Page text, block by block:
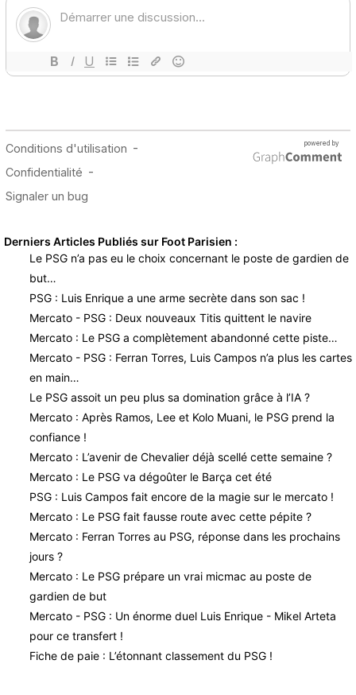
Derniers Articles Publiés sur Foot Parisien :
Le PSG n’a pas eu le choix concernant le poste de gardien de
but…
PSG : Luis Enrique a une arme secrète dans son sac !
Mercato - PSG : Deux nouveaux Titis quittent le navire
Mercato : Le PSG a complètement abandonné cette piste…
Mercato - PSG : Ferran Torres, Luis Campos n’a plus les cartes
en main…
Le PSG assoit un peu plus sa domination grâce à l’IA ?
Mercato : Après Ramos, Lee et Kolo Muani, le PSG prend la
confiance !
Mercato : L’avenir de Chevalier déjà scellé cette semaine ?
Mercato : Le PSG va dégoûter le Barça cet été
PSG : Luis Campos fait encore de la magie sur le mercato !
Mercato : Le PSG fait fausse route avec cette pépite ?
Mercato : Ferran Torres au PSG, réponse dans les prochains
jours ?
Mercato : Le PSG prépare un vrai micmac au poste de
gardien de but
Mercato - PSG : Un énorme duel Luis Enrique - Mikel Arteta
pour ce transfert !
Fiche de paie : L’étonnant classement du PSG !